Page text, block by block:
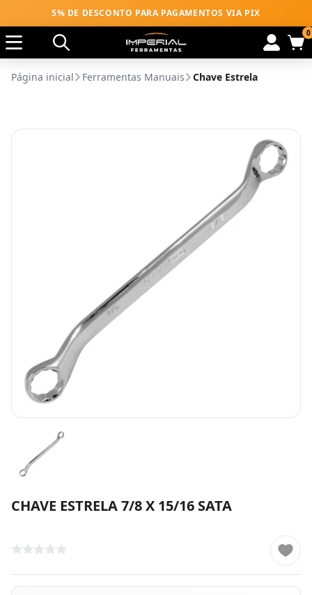
5% DE DESCONTO PARA PAGAMENTOS VIA PIX
0
Página inicial Ferramentas Manuais Chave Estrela
CHAVE ESTRELA 7/8 X 15/16 SATA